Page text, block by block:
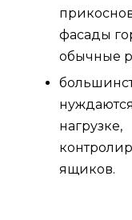
фасады
обычные
ящиков.